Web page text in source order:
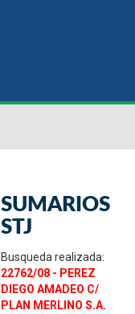
SUMARIOS
STJ
Busqueda realizada:
22762/08 - PEREZ
DIEGO AMADEO C/
PLAN MERLINO S.A.